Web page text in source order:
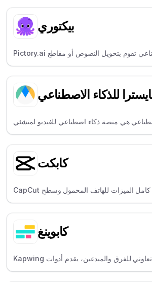
بيكتوري
Pictory.ai هي أداة ذكاء اصطناعي تقوم بتحويل النصوص أو مقاطع
إلى مقاطع قصيرة ذات علامة تجارية - وهي مثالية
للذكاء الاصطناعي
هي منصة ذكاء اصطناعي للفيديو لمنشئي
تقدم خدمات النسخ والتعليق والتعليق الصوتي
كابكت
CapCut هو محرر فيديو كامل الميزات للهاتف المحمول وسطح
العصرية وقوالبه ومشاركته الاجتماعية
كابوينغ
Kapwing هو محرر فيديو تعاوني للفرق والمبدعين، يقدم أدوات
الذكاء الاصطناعي والترجمة.